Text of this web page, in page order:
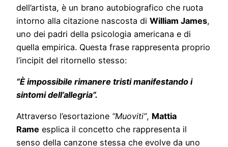
dell’artista, è un brano autobiografico che ruota
intorno alla citazione nascosta di William James,
uno dei padri della psicologia americana e di
quella empirica. Questa frase rappresenta proprio
l’incipit del ritornello stesso:
“È impossibile rimanere tristi manifestando i
sintomi dell’allegria”.
Attraverso l’esortazione “Muoviti”, Mattia
Rame esplica il concetto che rappresenta il
senso della canzone stessa che evolve da uno